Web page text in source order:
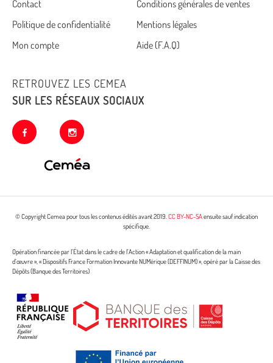
Cemea
footer
Contact
Conditions générales de ventes
Politique de confidentialité
Mentions légales
Mon compte
Aide (F.A.Q)
RETROUVEZ LES CEMEA
SUR LES RÉSEAUX SOCIAUX
facebook instagram
© Copyright Cemea pour tous les contenus édités avant 2019. CC BY-NC-SAensuite sauf indication
spécifique.
Opération financée par l’État dans le cadre de l’Action « Adaptation et qualification de la main
d’œuvre », « Dispositifs France Formation Innovante NUMérique (DEFFINUM) », opéré par la Caisse des
Dépôts (Banque des Territoires)